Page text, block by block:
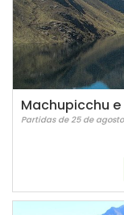
Machupicchu
Partidas de 25 de